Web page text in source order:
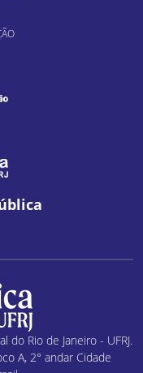
do Rio de Janeiro - UFRJ.
A, 2° andar Cidade